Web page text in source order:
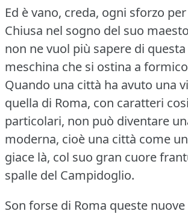
Ed è vano, creda, ogni sforzo
Chiusa nel sogno del suo
non ne vuol più sapere di
meschina che si ostina a
Quando una città ha avuto una
quella di Roma, con caratteri
particolari, non può diventare
moderna, cioè una città come
giace là, col suo gran cuore
spalle del Campidoglio.
Son forse di Roma queste nuove